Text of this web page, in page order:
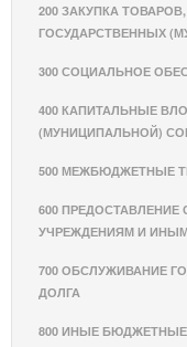
200 ЗАКУПКА
ГОСУДАРСТВЕННЫХ
300 СОЦИАЛЬНОЕ
400 КАПИТАЛЬНЫЕ
(МУНИЦИПАЛЬНОЙ)
500 МЕЖБЮДЖЕТНЫЕ
600
УЧРЕЖДЕНИЯМ И
700 ОБСЛУЖИВАНИЕ
ДОЛГА
800 ИНЫЕ